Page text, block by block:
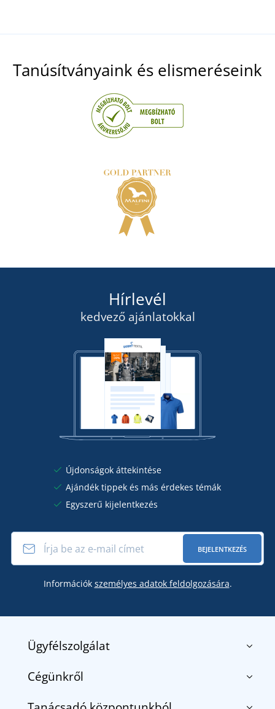
Tanúsítványaink és elismeréseink
Hírlevél
kedvező ajánlatokkal
Újdonságok áttekintése
Ajándék tippek és más érdekes témák
Egyszerű kijelentkezés
BEJELENTKEZÉS
Információk személyes adatok feldolgozására.
Ügyfélszolgálat
Kapcsolat
Cégünkről